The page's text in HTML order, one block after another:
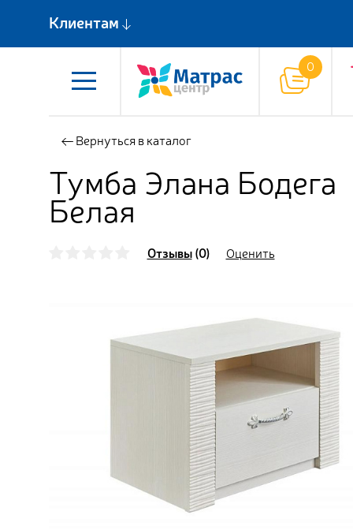
Клиентам
Вернуться в каталог
Тумба Элана Бодега
Белая
Отзывы(0) Оценить